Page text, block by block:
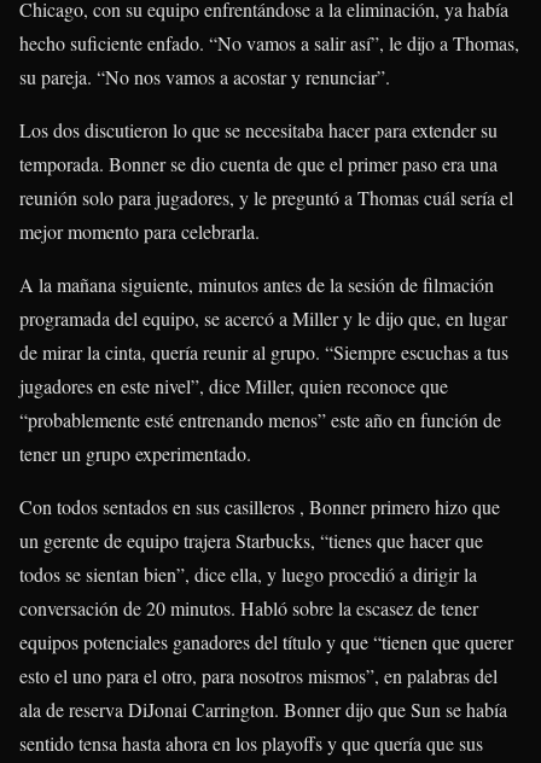
Chicago, con su equipo enfrentándose a la eliminación, ya había
hecho suficiente enfado. “No vamos a salir así”, le dijo a Thomas,
su pareja. “No nos vamos a acostar y renunciar”.
Los dos discutieron lo que se necesitaba hacer para extender su
temporada. Bonner se dio cuenta de que el primer paso era una
reunión solo para jugadores, y le preguntó a Thomas cuál sería el
mejor momento para celebrarla.
A la mañana siguiente, minutos antes de la sesión de filmación
programada del equipo, se acercó a Miller y le dijo que, en lugar
de mirar la cinta, quería reunir al grupo. “Siempre escuchas a tus
jugadores en este nivel”, dice Miller, quien reconoce que
“probablemente esté entrenando menos” este año en función de
tener un grupo experimentado.
Con todos sentados en sus casilleros , Bonner primero hizo que
un gerente de equipo trajera Starbucks, “tienes que hacer que
todos se sientan bien”, dice ella, y luego procedió a dirigir la
conversación de 20 minutos. Habló sobre la escasez de tener
equipos potenciales ganadores del título y que “tienen que querer
esto el uno para el otro, para nosotros mismos”, en palabras del
ala de reserva DiJonai Carrington. Bonner dijo que Sun se había
sentido tensa hasta ahora en los playoffs y que quería que sus